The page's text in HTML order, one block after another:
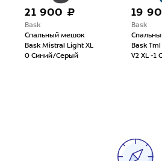
21 900 ₽
Bask
Спальный мешок
Bask Mistral Light XL
0 Синий/Серый
19
Bask
Bask
V2 XL -1